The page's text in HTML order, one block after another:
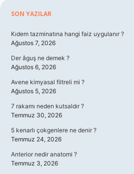
Sidebar
SON YAZILAR
Kıdem tazminatına hangi faiz uygulanır ?
Ağustos 7, 2026
Der âguş ne demek ?
Ağustos 6, 2026
Avene kimyasal filtreli mi ?
Ağustos 5, 2026
7 rakamı neden kutsaldır ?
Temmuz 30, 2026
5 kenarlı çokgenlere ne denir ?
Temmuz 24, 2026
Anterior nedir anatomi ?
Temmuz 3, 2026